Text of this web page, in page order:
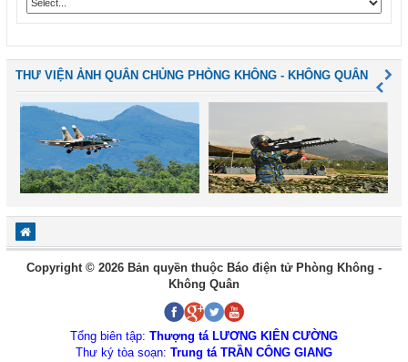
THƯ VIỆN ẢNH QUÂN CHỦNG PHÒNG KHÔNG - KHÔNG QUÂN
Copyright © 2026 Bản quyền thuộc Báo điện tử Phòng Không -
Không Quân
Tổng biên tập: Thượng tá LƯƠNG KIÊN CƯỜNG
Thư ký tòa soạn: Trung tá TRẦN CÔNG GIANG